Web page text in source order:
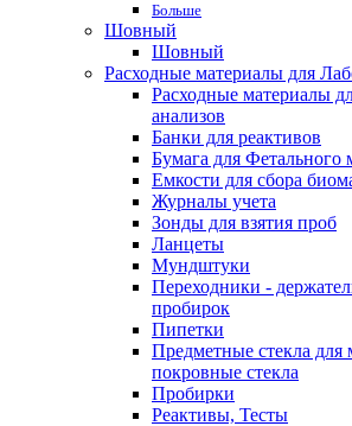
Больше
Шовный
Шовный
Расходные материалы для
Расходные материалы
анализов
Банки для реактивов
Бумага для Фетального
Емкости для сбора
Журналы учета
Зонды для взятия проб
Ланцеты
Мундштуки
Переходники -
пробирок
Пипетки
Предметные стекла для
покровные стекла
Пробирки
Реактивы, Тесты